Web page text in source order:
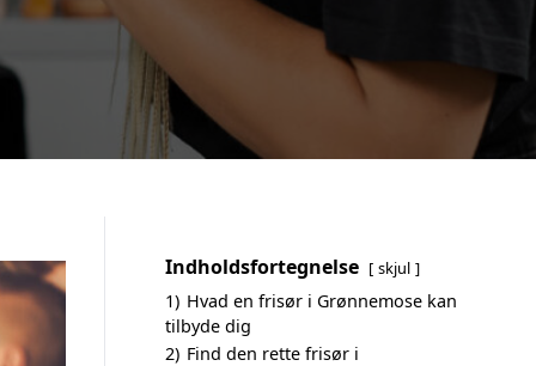
Indholdsfortegnelse skjul
1) Hvad en frisør i Grønnemose kan
tilbyde dig
2) Find den rette frisør i